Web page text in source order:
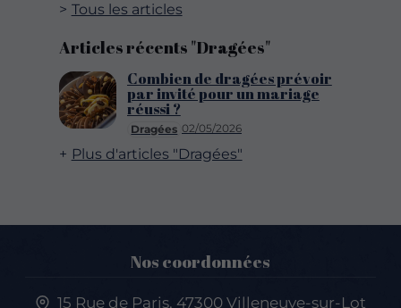
Tous les articles
Articles récents "Dragées"
Dragées 02/05/2026
Combien de dragées prévoir
par invité pour un mariage
réussi ?
Plus d'articles "Dragées"
Nos coordonnées
15 Rue de Paris, 47300 Villeneuve-sur-Lot